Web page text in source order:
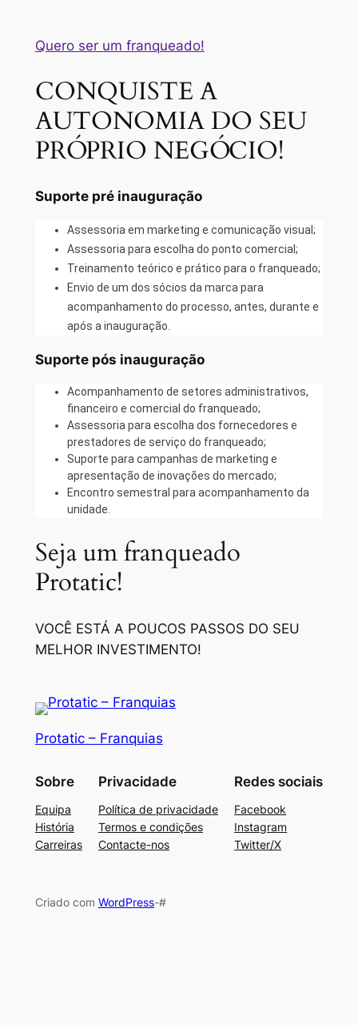
Quero ser um franqueado!
CONQUISTE A
AUTONOMIA DO SEU
PRÓPRIO NEGÓCIO!
Suporte pré inauguração
Assessoria em marketing e comunicação visual;
Assessoria para escolha do ponto comercial;
Treinamento teórico e prático para o franqueado;
Envio de um dos sócios da marca para
acompanhamento do processo, antes, durante e
após a inauguração.
Suporte pós inauguração
Acompanhamento de setores administrativos,
financeiro e comercial do franqueado;
Assessoria para escolha dos fornecedores e
prestadores de serviço do franqueado;
Suporte para campanhas de marketing e
apresentação de inovações do mercado;
Encontro semestral para acompanhamento da
unidade.
Seja um franqueado
Protatic!
VOCÊ ESTÁ A POUCOS PASSOS DO SEU
MELHOR INVESTIMENTO!
Protatic – Franquias
Sobre
Equipa
História
Carreiras
Privacidade
Política de privacidade
Termos e condições
Contacte-nos
Redes sociais
Facebook
Instagram
Twitter/X
Criado com WordPress-#